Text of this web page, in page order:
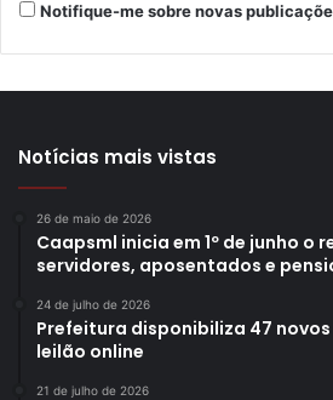
Notifique-me sobre novas
Notícias mais vistas
26 de maio de 2026
Caapsml inicia em 1º de junho o
servidores, aposentados e
24 de julho de 2026
Prefeitura disponibiliza 47
leilão online
21 de julho de 2026